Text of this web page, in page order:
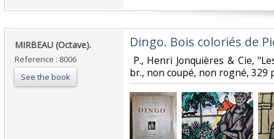
‎MIRBEAU (Octave).‎
Reference : 8006
See the book
‎Dingo. Bois coloriés de
P., Henri Jonquières & Cie,
br., non coupé, non rogné, 329